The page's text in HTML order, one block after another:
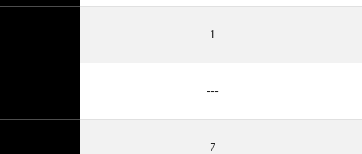
1
---
7